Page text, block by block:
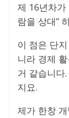
제 16년차가
람을 상대”
이 점은 단
니라 경제
거 같습니다
지요.
제가 한창